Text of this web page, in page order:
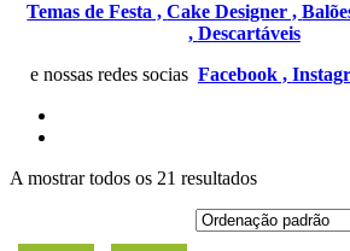
Temas de Festa ,Cake Designer ,
, Descartáveis
e nossas redes socias Facebook ,
A mostrar todos os 21 resultados